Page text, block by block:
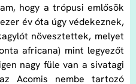
hogy a trópusi emlősök
év óta úgy védekeznek,
növesztettek, melyet
africana) mint legyezőt
nagy füle van a sivatagi
Acomis nembe tartozó